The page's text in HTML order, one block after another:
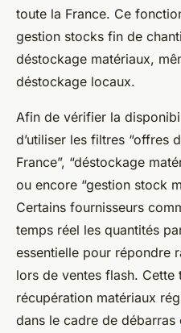
toute la France. Ce
gestion stocks fin de
déstockage matériaux,
déstockage locaux.
Afin de vérifier la
d’utiliser les filtres “offres
France”, “déstockage
ou encore “gestion stock
Certains fournisseurs
temps réel les quantités
essentielle pour répondre
lors de ventes flash. Cette
récupération matériaux
dans le cadre de débarras